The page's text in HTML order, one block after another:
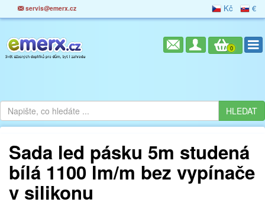
servis@emerx.cz Kč €
0
Sada led pásku 5m studená
bílá 1100 lm/m bez vypínače
v silikonu